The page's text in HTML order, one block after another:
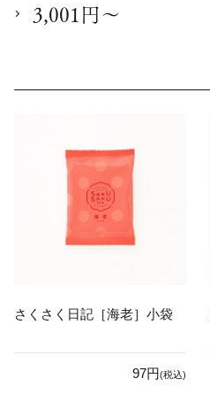
3,001円～
さくさく日記［海老］小袋
97円(税込)